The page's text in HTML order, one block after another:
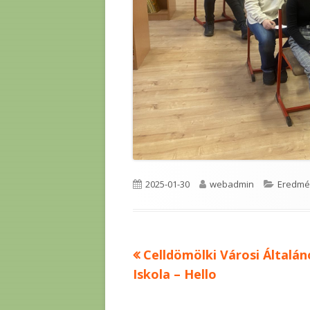
Published
2025-01-30 Author
webadmin
Bejegyzés
Previous
article:
Celldömölki Városi
Iskola – Hello